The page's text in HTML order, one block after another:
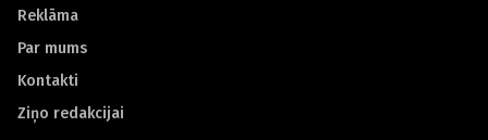
Reklāma
Par mums
Kontakti
Ziņo redakcijai